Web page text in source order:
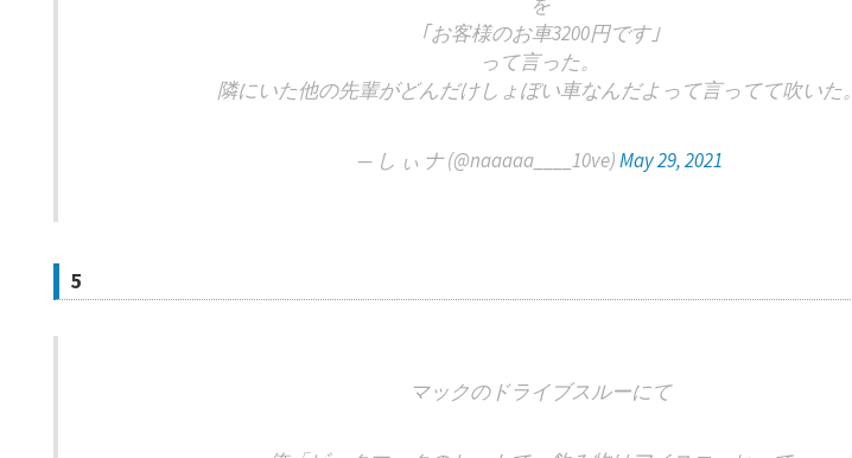
｢お客様のお車3200円です｣
って言った。
隣にいた他の先輩がどんだけしょぼい車なんだよって言ってて吹いた。
— し ぃ ナ (@naaaaa____10ve)May 29, 2021
5
マックのドライブスルーにて